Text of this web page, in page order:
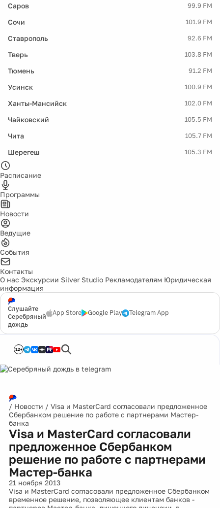
Саров 99.9 FM
Сочи 101.9 FM
Ставрополь 92.6 FM
Тверь 103.8 FM
Тюмень 91.2 FM
Усинск 100.9 FM
Ханты-Мансийск 102.0 FM
Чайковский 105.5 FM
Чита 105.7 FM
Шерегеш 105.3 FM
Расписание
Программы
Новости
Ведущие
События
Контакты
О нас Экскурсии Silver Studio Рекламодателям Юридическая
информация
Слушайте
Серебряный
дождь
App Store Google Play Telegram App
12+
/ Новости / Visa и MasterCard согласовали предложенное
Сбербанком решение по работе с партнерами Мастер-
банка
Visa и MasterCard согласовали
предложенное Сбербанком
решение по работе с партнерами
Мастер-банка
21 ноября 2013
Visa и MasterCard согласовали предложенное Сбербанком
временное решение, позволяющее клиентам банков -